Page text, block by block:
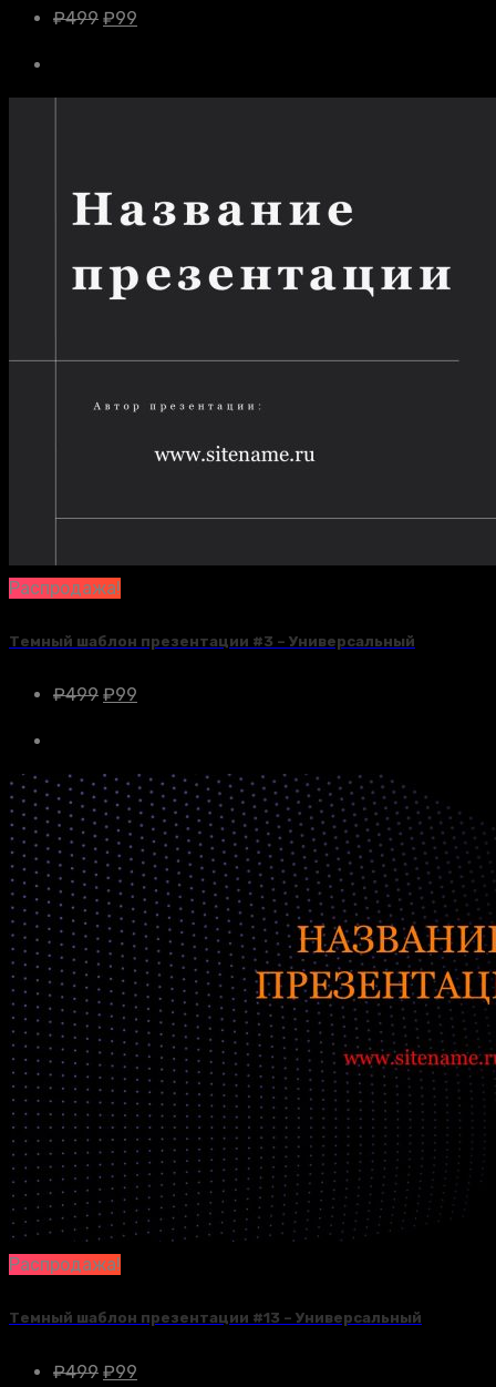
₽499 ₽99
Распродажа!
Темный шаблон презентации #3 – Универсальный
₽499 ₽99
Распродажа!
Темный шаблон презентации #13 – Универсальный
₽499 ₽99